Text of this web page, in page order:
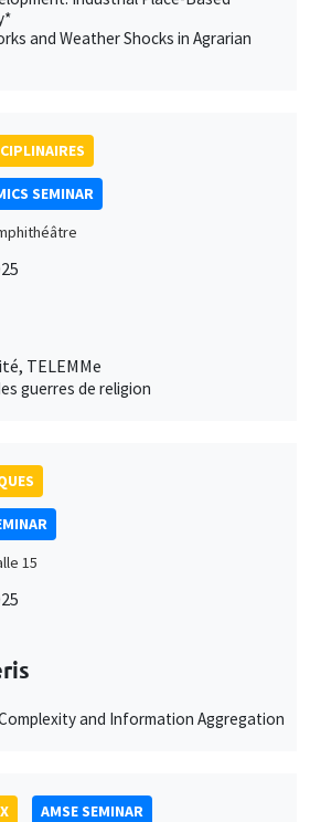
and Weather Shocks in Agrarian
SEMINAR
TELEMMe
guerres de religion
15
and Information Aggregation
AMSE SEMINAR